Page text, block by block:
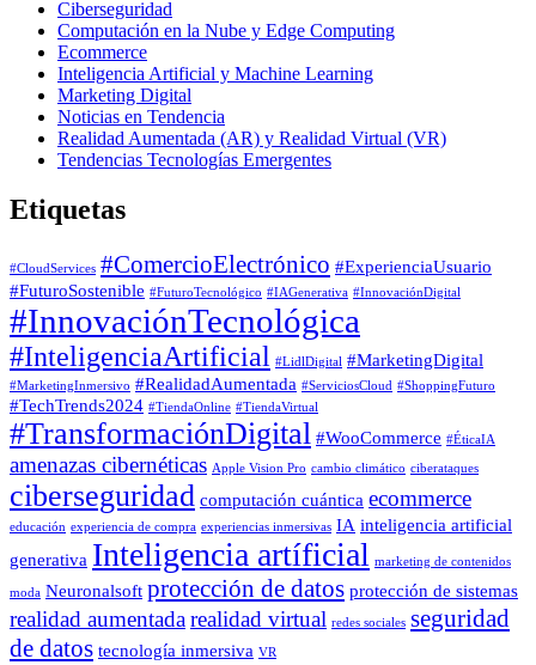
Ciberseguridad​
Computación en la Nube y Edge Computing
Ecommerce
Inteligencia Artificial y Machine Learning
Marketing Digital
Noticias en Tendencia
Realidad Aumentada (AR) y Realidad Virtual (VR)​
Tendencias Tecnologías Emergentes
Etiquetas
#CloudServices #ComercioElectrónico #ExperienciaUsuario
#FuturoSostenible #FuturoTecnológico #IAGenerativa #InnovaciónDigital
#InnovaciónTecnológica
#InteligenciaArtificial #LidlDigital #MarketingDigital
#MarketingInmersivo #RealidadAumentada #ServiciosCloud #ShoppingFuturo
#TechTrends2024 #TiendaOnline #TiendaVirtual
#TransformaciónDigital #WooCommerce #ÉticaIA
amenazas cibernéticas Apple Vision Pro cambio climático ciberataques
ciberseguridad computación cuántica ecommerce
educación experiencia de compra experiencias inmersivas IA inteligencia artificial
generativa Inteligencia artíficial marketing de contenidos
moda Neuronalsoft protección de datos protección de sistemas
realidad aumentadarealidad virtual redes sociales seguridad
de datos tecnología inmersiva VR